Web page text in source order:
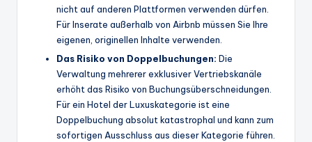
nicht auf anderen Plattformen verwenden dürfen.
Für Inserate außerhalb von Airbnb müssen Sie Ihre
eigenen, originellen Inhalte verwenden.
Das Risiko von Doppelbuchungen: Die
Verwaltung mehrerer exklusiver Vertriebskanäle
erhöht das Risiko von Buchungsüberschneidungen.
Für ein Hotel der Luxuskategorie ist eine
Doppelbuchung absolut katastrophal und kann zum
sofortigen Ausschluss aus dieser Kategorie führen.